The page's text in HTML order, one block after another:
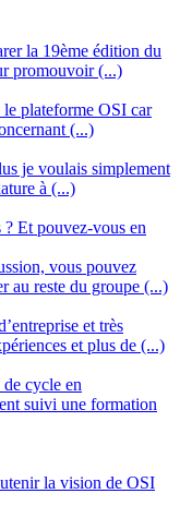
la 19ème édition du
promouvoir (...)
le plateforme OSI car
(...)
je voulais simplement
à (...)
Et pouvez-vous en
vous pouvez
au reste du groupe (...)
et très
et plus de (...)
cycle en
suivi une formation
la vision de OSI